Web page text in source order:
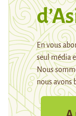
En vous
seul média
Nous
nous avons